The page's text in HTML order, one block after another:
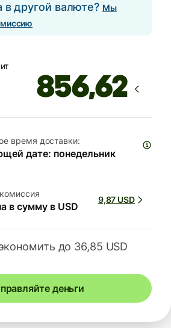
в другой валюте? Мы
время доставки:
дате: понедельник
в сумму в USD
9,87 USD
до 36,85 USD
деньги